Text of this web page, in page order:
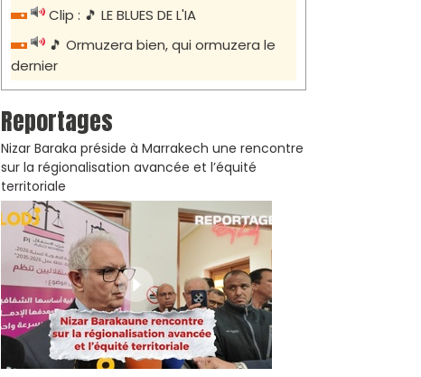
Clip : 🎵 LE BLUES DE L'IA
🎵 Ormuzera bien, qui ormuzera le
dernier
Reportages
Nizar Baraka préside à Marrakech une rencontre
sur la régionalisation avancée et l’équité
territoriale